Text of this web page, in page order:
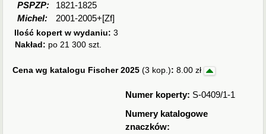
PSPZP:
1821-1825
Michel:
2001-2005+[Zf]
Ilość kopert w wydaniu:3
Nakład: po 21 300 szt.
Cena wg katalogu Fischer 2025(3 kop.): 8.00 zł
Numer koperty: S-0409/1-1
Numery katalogowe
znaczków: